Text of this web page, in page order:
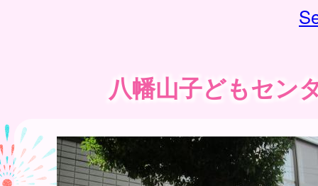
八幡山子どもセン